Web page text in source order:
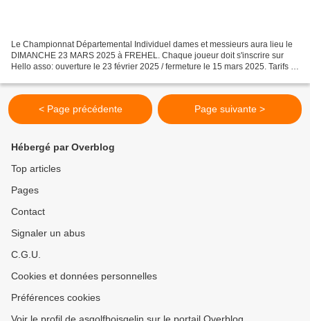
Le Championnat Départemental Individuel dames et messieurs aura lieu le
DIMANCHE 23 MARS 2025 à FREHEL. Chaque joueur doit s'inscrire sur
Hello asso: ouverture le 23 février 2025 / fermeture le 15 mars 2025. Tarifs :
< Page précédente Page suivante >
Hébergé par Overblog
Top articles
Pages
Contact
Signaler un abus
C.G.U.
Cookies et données personnelles
Préférences cookies